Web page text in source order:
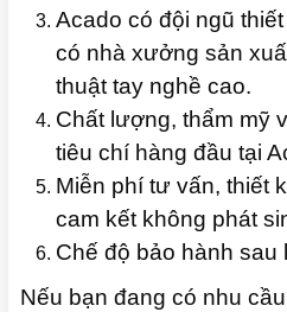
Acado có đội ngũ
có nhà xưởng sản
thuật tay nghề cao.
Chất lượng, thẩm mỹ
tiêu chí hàng đầu tại
Miễn phí tư vấn, thiết
cam kết không phát
Chế độ bảo hành sau
Nếu bạn đang có nhu